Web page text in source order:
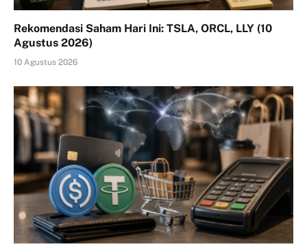
Rekomendasi Saham Hari Ini: TSLA, ORCL, LLY (10
Agustus 2026)
10 Agustus 2026